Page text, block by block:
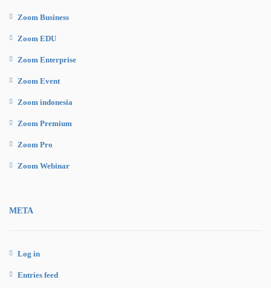
Zoom Business
Zoom EDU
Zoom Enterprise
Zoom Event
Zoom indonesia
Zoom Premium
Zoom Pro
Zoom Webinar
META
Log in
Entries feed